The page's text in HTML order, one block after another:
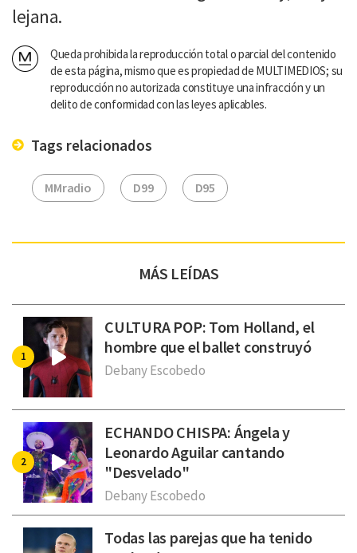
lejana.
Queda prohibida la reproducción total o parcial del contenido
de esta página, mismo que es propiedad de MULTIMEDIOS; su
reproducción no autorizada constituye una infracción y un
delito de conformidad con las leyes aplicables.
Tags relacionados
MMradio D99 D95
MÁS LEÍDAS
CULTURA POP: Tom Holland, el
hombre que el ballet construyó
Debany Escobedo
ECHANDO CHISPA: Ángela y
Leonardo Aguilar cantando
"Desvelado"
Debany Escobedo
Todas las parejas que ha tenido